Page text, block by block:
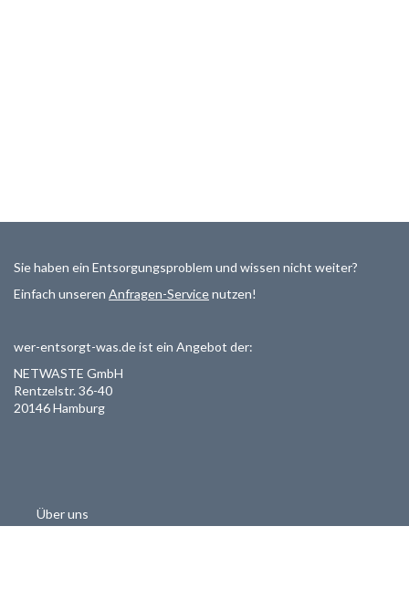
Sie haben ein Entsorgungsproblem und wissen nicht weiter?
Einfach unseren Anfragen-Servicenutzen!
wer-entsorgt-was.de ist ein Angebot der:
NETWASTE GmbH
Rentzelstr. 36-40
20146 Hamburg
Über uns